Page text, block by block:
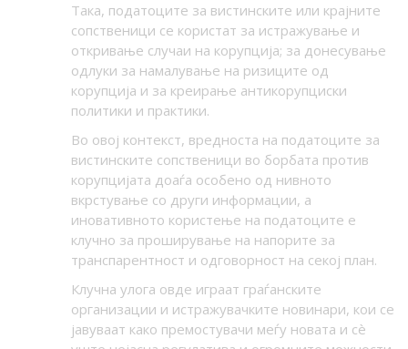
Така, податоците за вистинските или крајните
сопственици се користат за истражување и
откривање случаи на корупција; за донесување
одлуки за намалување на ризиците од
корупција и за креирање антикорупциски
политики и практики.
Во овој контекст, вредноста на податоците за
вистинските сопственици во борбата против
корупцијата доаѓа особено од нивното
вкрстување со други информации, а
иновативното користење на податоците е
клучно за проширување на напорите за
транспарентност и одговорност на секој план.
Клучна улога овде играат граѓанските
организации и истражувачките новинари, кои се
јавуваат како премостувачи меѓу новата и сè